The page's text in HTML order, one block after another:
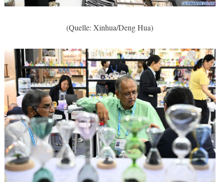
(Quelle: Xinhua/Deng Hua)